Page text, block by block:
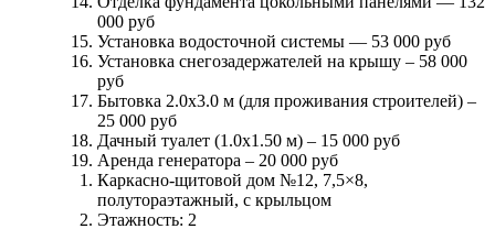
000 руб
Установка водосточной системы — 53 000 руб
Установка снегозадержателей на крышу – 58 000
руб
Бытовка 2.0х3.0 м (для проживания строителей) –
25 000 руб
Дачный туалет (1.0х1.50 м) – 15 000 руб
Аренда генератора – 20 000 руб
Каркасно-щитовой дом №12, 7,5×8,
полутораэтажный, с крыльцом
Этажность: 2